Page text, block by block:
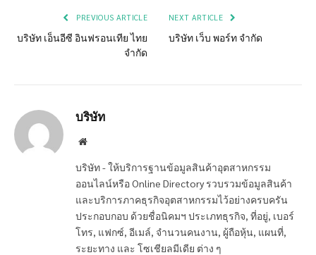
PREVIOUS ARTICLE
บริษัท เอ็นอีซี อินฟรอนเทีย ไทย
จำกัด
NEXT ARTICLE
บริษัท เว็บ พอร์ท จำกัด
บริษัท
Website
บริษัท - ให้บริการฐานข้อมูลสินค้าอุตสาหกรรม
ออนไลน์หรือ Online Directory รวบรวมข้อมูลสินค้า
และบริการภาคธุรกิจอุตสาหกรรมไว้อย่างครบครัน
ประกอบกอบ ด้วยชื่อนิคมฯ ประเภทธุรกิจ, ที่อยู่, เบอร์
โทร, แฟกซ์, อีเมล์, จำนวนคนงาน, ผู้ถือหุ้น, แผนที่,
ระยะทาง และ โซเชียลมีเดีย ต่าง ๆ